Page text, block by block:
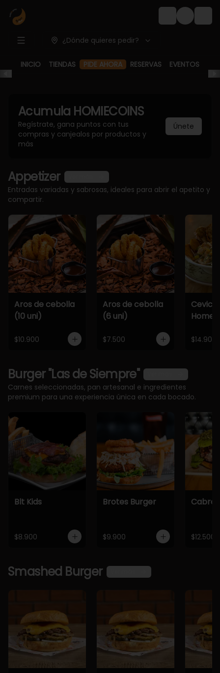
Login
¿Dónde quieres pedir?
INICIO TIENDAS PIDE AHORA RESERVAS EVENTOS
Acumula HOMIECOINS
Regístrate, gana puntos con tus
compras y canjealos por productos y
más
Únete
Appetizer
Entradas variadas y sabrosas, ideales para abrir el apetito y
compartir.
Aros de cebolla
(10 uni)
$10.900
Aros de cebolla
(6 uni)
$7.500
Home
$14.900
Burger "Las de Siempre"
Carnes seleccionadas, pan artesanal e ingredientes
premium para una experiencia única en cada bocado.
Blt Kids
$8.900
Brotes Burger
$9.900
Cabra
$12.500
Smashed Burger